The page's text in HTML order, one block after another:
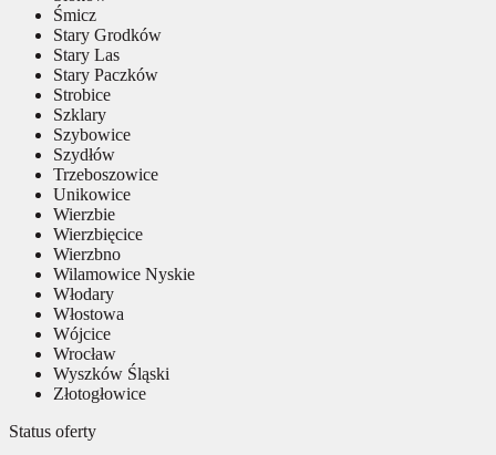
Śmicz
Stary Grodków
Stary Las
Stary Paczków
Strobice
Szklary
Szybowice
Szydłów
Trzeboszowice
Unikowice
Wierzbie
Wierzbięcice
Wierzbno
Wilamowice Nyskie
Włodary
Włostowa
Wójcice
Wrocław
Wyszków Śląski
Złotogłowice
Status oferty